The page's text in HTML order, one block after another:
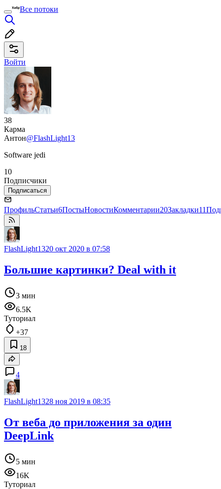
Все потоки
Войти
38
Карма
Антон@FlashLight13
Software jedi
10
Подписчики
Подписаться
ПрофильСтатьи6ПостыНовостиКомментарии20Закладки11
FlashLight1320 окт 2020 в 07:58
Большие картинки? Deal with it
3 мин
6.5K
Туториал
+37
18
4
FlashLight1328 ноя 2019 в 08:35
От веба до приложения за один
DeepLink
5 мин
16K
Туториал